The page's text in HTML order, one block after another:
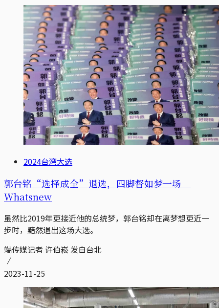
2024台湾大选
郭台铭“选择成全”退选，四脚督如梦一场｜
Whatsnew
虽然比2019年更接近他的总统梦，郭台铭却在离梦想更近一
步时，黯然退出这场大选。
端传媒记者 许伯崧 发自台北
2023-11-25